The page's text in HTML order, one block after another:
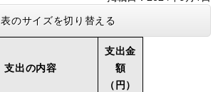
表のサイズを切り替える
支出の内容
支出金
額
（円）